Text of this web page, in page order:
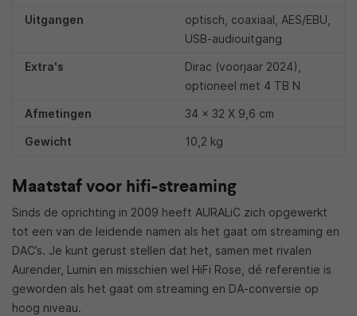
Uitgangen
optisch, coaxiaal, AES/EBU,
USB-audiouitgang
Extra's
Dirac (voorjaar 2024),
optioneel met 4 TB N
Afmetingen 34 x 32 X 9,6 cm
Gewicht 10,2 kg
Maatstaf voor hifi-streaming
Sinds de oprichting in 2009 heeft AURALiC zich opgewerkt
tot een van de leidende namen als het gaat om streaming en
DAC’s. Je kunt gerust stellen dat het, samen met rivalen
Aurender, Lumin en misschien wel HiFi Rose, dé referentie is
geworden als het gaat om streaming en DA-conversie op
hoog niveau.